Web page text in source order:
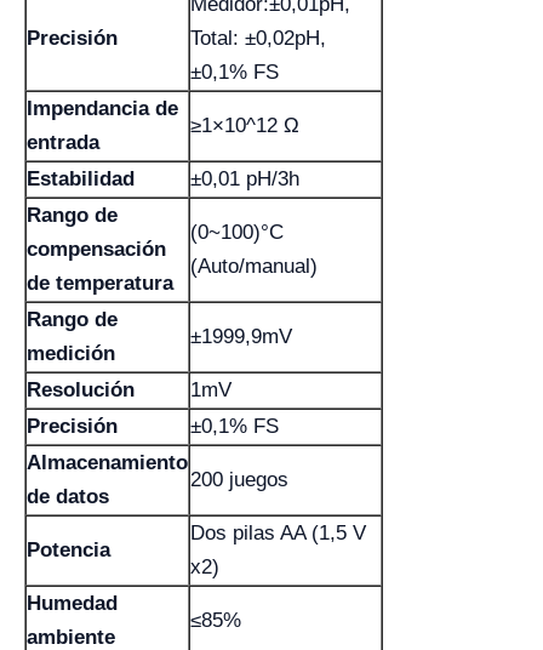
Precisión
Total: ±0,02pH,
±0,1% FS
Impendancia de
entrada
≥1×10^12 Ω
Estabilidad
±0,01 pH/3h
Rango de
compensación
de temperatura
(0~100)°C
(Auto/manual)
Rango de
medición
±1999,9mV
Resolución
1mV
Precisión
±0,1% FS
Almacenamiento
de datos
200 juegos
Potencia
Dos pilas AA (1,5 V
x2)
Humedad
ambiente
≤85%